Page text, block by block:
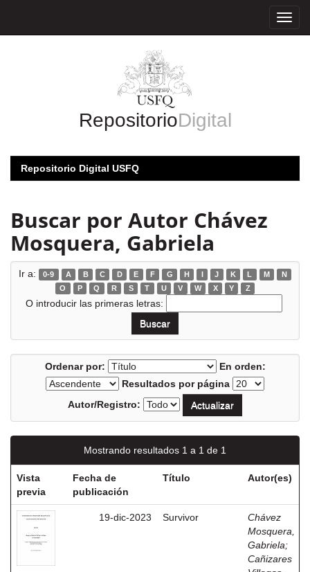
RepositorioDigital
Repositorio Digital USFQ
Buscar por Autor Chávez
Mosquera, Gabriela
Ir a: 0-9 A B C D E F G H I J K L M
N
O
P Q R S T U V W X Y Z
O introducir las primeras letras:
Ordenar por:
En orden:
Resultados por página
Autor/Registro:
Mostrando resultados 1 a 1 de 1
Vista
previa
Fecha de
publicación
Título Autor(es)
19-dic-2023 Survivor
Chávez
Mosquera,
Gabriela;
Cañizares